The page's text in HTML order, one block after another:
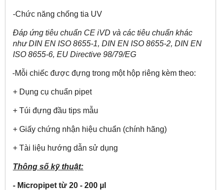
-Chức năng chống tia UV
Đáp ứng tiêu chuẩn CE iVD và các tiêu chuẩn khác
như DIN EN ISO 8655-1, DIN EN ISO 8655-2, DIN EN
ISO 8655-6, EU Directive 98/79/EG
-Mỗi chiếc được đựng trong một hộp riêng kèm theo:
+ Dụng cụ chuẩn pipet
+ Túi đựng đầu tips mẫu
+ Giấy chứng nhận hiệu chuẩn (chính hãng)
+ Tài liệu hướng dẫn sử dụng
Thông số kỹ thuật:
- Micropipet từ 20 - 200 µl